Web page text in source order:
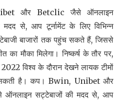
और Betclic जैसे ऑनलाइन
मदद से, आप टूर्नामेंट के लिए विभिन्न
बाजारों तक पहुंच सकते हैं, जिससे
का मौका मिलेगा। निष्कर्ष के तौर पर,
2022 विश्व के दौरान देखने लायक टीमों
है। कप। Bwin, Unibet और
सट्टेबाजों की मदद से, आप